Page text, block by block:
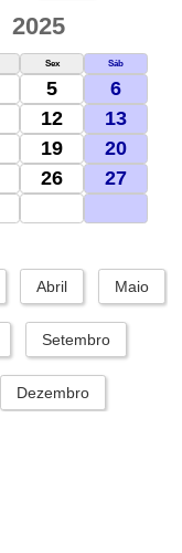
2025
Sex Sáb
5
6
12
13
19
20
26
27
Abril Maio
Setembro
Dezembro